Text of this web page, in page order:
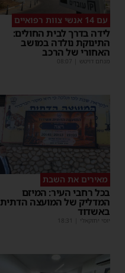
עם 14 אנשי צוות רפואיים
לידה בדרך לבית החולים:
התינוקת נולדה במושב
האחורי של הרכב
מנחם דויטש 08:07
מאירים את השבת
בכל רחבי העיר: המיזם
המדליק של המועצה הדתית
באשדוד
יוסי יחזקאלי 18:31